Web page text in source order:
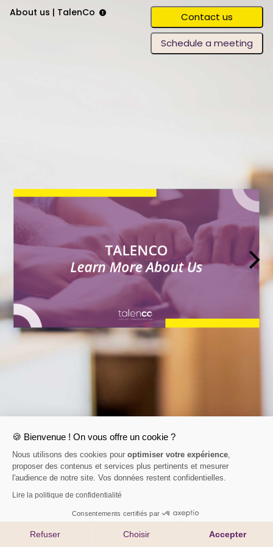
🍪 Bienvenue ! On vous offre un cookie ?
Nous utilisons des cookies pour optimiser votre expérience,
proposer des contenus et services plus pertinents et mesurer
l'audience de notre site. Vos données restent confidentielles.
Lire la politique de confidentialité
Consentements certifiés par
Refuser Choisir Accepter
About us | TalenCo Contact us
Schedule a meeting